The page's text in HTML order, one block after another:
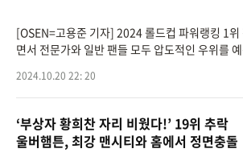
[OSEN=고용준 기자] 2024 롤드컵 파워랭킹 1
면서 전문가와 일반 팬들 모두 압도적인 우위를 예
'북미잼'이었다.
2024.10.20 22: 20
‘부상자 황희찬 자리 비웠다!’ 19위 추락
울버햄튼, 최강 맨시티와 홈에서 정면충돌